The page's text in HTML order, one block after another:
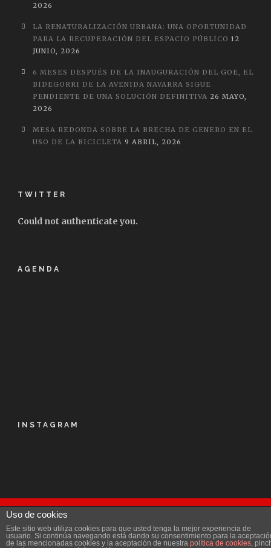
2026
LA RENATURALIZACIÓN URBANA: UNA OPORTUNIDAD
PARA LA RECUPERACIÓN DEL ESPACIO PÚBLICO 12
JUNIO, 2026
6 MESES DESPUÉS DE LA INAUGURACIÓN DEL GOE, EL
BIDEGORRI DE LA AVENIDA NAVARRA SIGUE
PENDIENTE DE UNA SOLUCIÓN DEFINITIVA 26 MAYO,
2026
MESA REDONDA SOBRE LA BRECHA DE GENERO EN EL
USO DE LA BICICLETA 9 ABRIL, 2026
TWITTER
Could not authenticate you.
AGENDA
INSTAGRAM
© Kalapie 2016
Aviso Legal|Política de privacidad|Licencia|
Uso de cookies
Este sitio web utiliza cookies para que usted tenga la mejor experiencia de
usuario. Si continúa navegando está dando su consentimiento para la
de las mencionadas cookies y la aceptación de nuestra política de cookies,